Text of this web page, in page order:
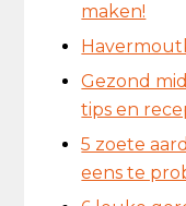
maken!
Gezond
tips en
5 zoete
eens te